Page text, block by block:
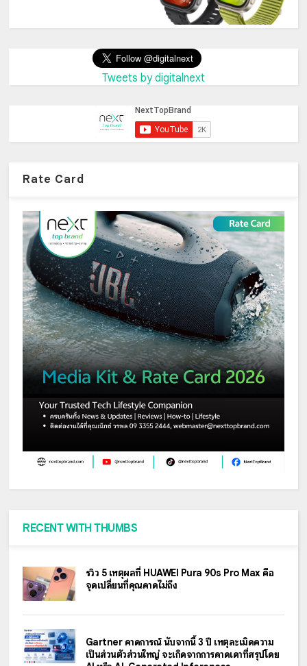
Tweets by digitalnext
Rate Card
RECENT WITH THUMBS
รีวิว 5 เหตุผลที่ HUAWEI Pura 90s Pro Max คือ
จุดเปลี่ยนที่คุณคาดไม่ถึง
Gartner คาดการณ์ นับจากนี้ 3 ปี เหตุละเมิดความ
เป็นส่วนตัวส่วนใหญ่ จะเกิดจากการคาดเดาที่สรุปโดย